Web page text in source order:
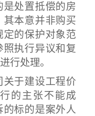
处置抵偿的房
本意并非购买
的保护对象范
执行异议和复
行处理。
于建设工程价
的主张不能成
标的是案外人